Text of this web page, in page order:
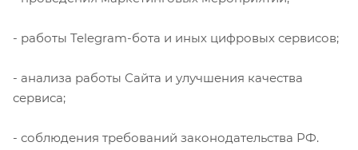
- работы Telegram-бота и иных цифровых сервисов;
- анализа работы Сайта и улучшения качества
сервиса;
- соблюдения требований законодательства РФ.